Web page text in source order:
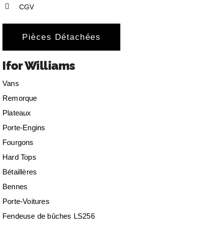
CGV
Pièces Détachées
Ifor Williams
Vans
Remorque
Plateaux
Porte-Engins
Fourgons
Hard Tops
Bétaillères
Bennes
Porte-Voitures
Fendeuse de bûches LS256